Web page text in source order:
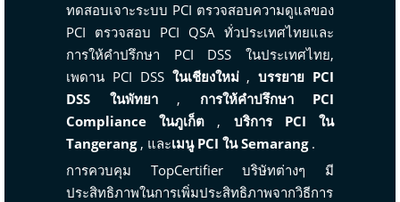
ทดสอบเจาะระบบ PCI ตรวจสอบความดูแลของ
PCI ตรวจสอบ PCI QSA ทั่วประเทศไทยและ
การให้คำปรึกษา PCI DSS ในประเทศไทย,
เพดาน PCI DSS ในเชียงใหม่,บรรยาย PCI
DSS ในพัทยา, การให้คำปรึกษา PCI
Compliance ในภูเก็ต , บริการ PCI ใน
Tangerang, และเมนู PCI ใน Semarang.
การควบคุม TopCertifier บริษัทต่างๆ มี
ประสิทธิภาพในการเพิ่มประสิทธิภาพจากวิธีการ